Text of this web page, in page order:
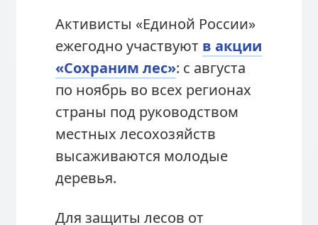
Активисты «Единой России»
ежегодно участвуют в акции
«Сохраним лес»: с августа
по ноябрь во всех регионах
страны под руководством
местных лесохозяйств
высаживаются молодые
деревья.
Для защиты лесов от